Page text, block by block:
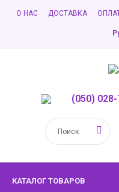
О НАС ДОСТАВКА
(050)
КАТАЛОГ ТОВАРОВ